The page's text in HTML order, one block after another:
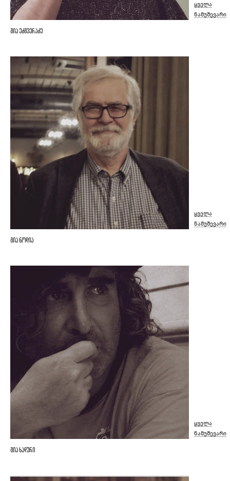
გია ხადური
ყველა
ნამუშევარი
გია ნოდია
ყველა
ნამუშევარი
გია ეძგვერაძე
ყველა
ნამუშევარი